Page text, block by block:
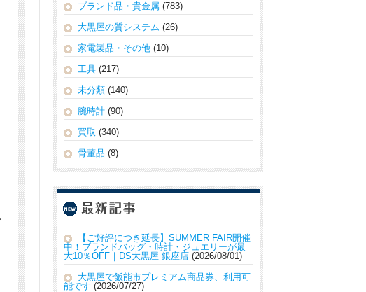
ブランド品・貴金属 (783)
大黒屋の質システム (26)
家電製品・その他 (10)
工具 (217)
未分類 (140)
腕時計 (90)
買取 (340)
骨董品 (8)
【ご好評につき延長】SUMMER FAIR開催
中！ブランドバッグ・時計・ジュエリーが最
大10％OFF｜DS大黒屋 銀座店 2026/08/01
大黒屋で飯能市プレミアム商品券、利用可
能です 2026/07/27